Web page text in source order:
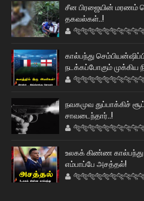
சீன பிரஜையின் மரணம்
தகவல்கள்..!
கால்பந்து
நடக்கப்போகும் முக்கிய
நவகமுவ துப்பாக்கிச்
சாவடைந்தார்..!
உலகக் கிண்ண கால்பந்து
எம்பாப்பே அசத்தல்!